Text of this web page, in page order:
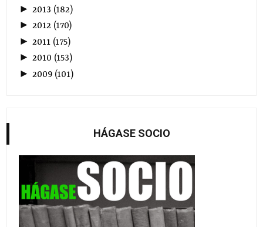
► 2013 (182)
►2012 (170)
► 2011 (175)
►2010 (153)
► 2009 (101)
HÁGASE SOCIO